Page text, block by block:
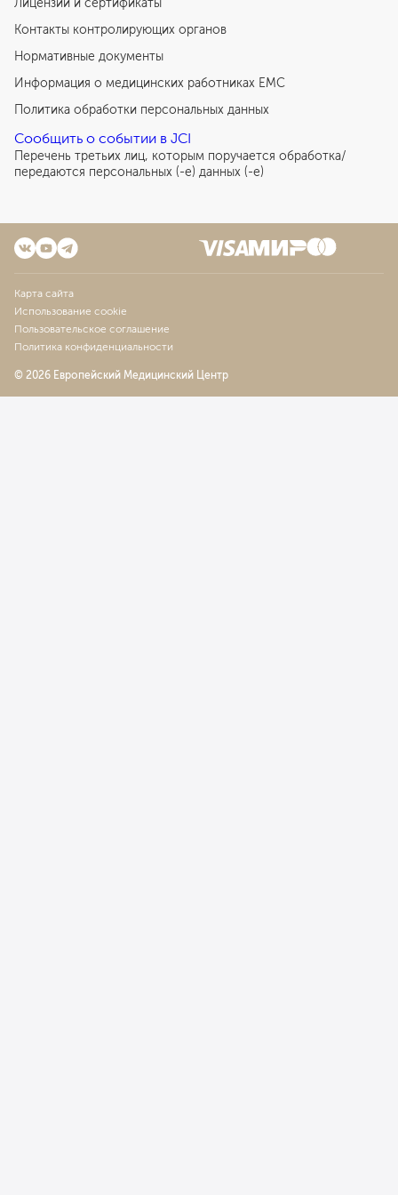
Лицензии и сертификаты
Контакты контролирующих органов
Нормативные документы
Информация о медицинских работниках EMC
Политика обработки персональных данных
Сообщить о событии в JCI
Перечень третьих лиц, которым поручается обработка/
передаются персональных (-е) данных (-е)
Карта сайта
Использование cookie
Пользовательское соглашение
Политика конфиденциальности
© 2026 Европейский Медицинский Центр